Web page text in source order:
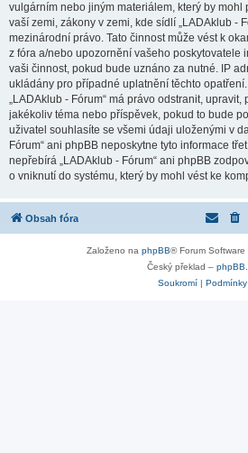
vulgárním nebo jiným materiálem, který by mohl
vaší zemi, zákony v zemi, kde sídlí „LADAklub -
mezinárodní právo. Tato činnost může vést k
z fóra a/nebo upozornění vašeho poskytovatele
vaši činnost, pokud bude uznáno za nutné. IP
ukládány pro případné uplatnění těchto
„LADAklub - Fórum“ má právo odstranit,
jakékoliv téma nebo příspěvek, pokud to bude
uživatel souhlasíte se všemi údaji uloženými v
Fórum“ ani phpBB neposkytne tyto informace
nepřebírá „LADAklub - Fórum“ ani phpBB
o vniknutí do systému, který by mohl vést ke
Obsah fóra
Založeno na phpBB® Forum
Český překlad –
Soukromí| Podmínky